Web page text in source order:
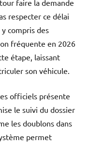
faire la demande
respecter ce délai
compris des
fréquente en 2026
étape, laissant
son véhicule.
officiels présente
le suivi du dossier
les doublons dans
permet